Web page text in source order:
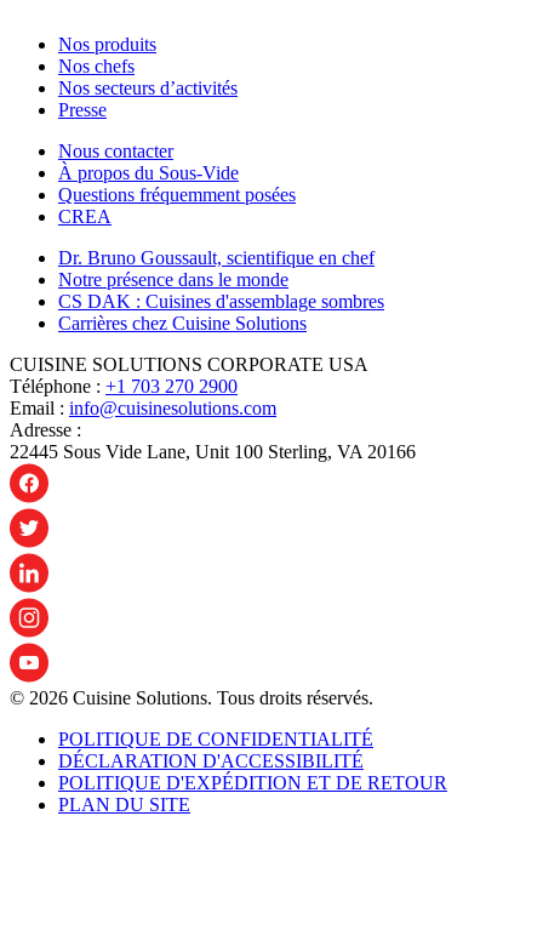
Nos produits
Nos chefs
Nos secteurs d’activités
Presse
Nous contacter
À propos du Sous-Vide
Questions fréquemment posées
CREA
Dr. Bruno Goussault, scientifique en chef
Notre présence dans le monde
CS DAK : Cuisines d'assemblage sombres
Carrières chez Cuisine Solutions
CUISINE SOLUTIONS CORPORATE USA
Téléphone : +1 703 270 2900
Email : info@cuisinesolutions.com
Adresse :
22445 Sous Vide Lane, Unit 100 Sterling, VA 20166
© 2026 Cuisine Solutions. Tous droits réservés.
POLITIQUE DE CONFIDENTIALITÉ
DÉCLARATION D'ACCESSIBILITÉ
POLITIQUE D'EXPÉDITION ET DE RETOUR
PLAN DU SITE